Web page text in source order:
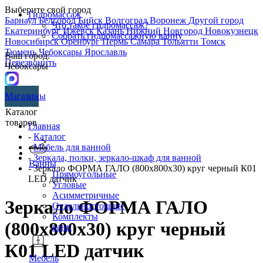
Выберите свой город
БарнаулБелгородБийск ВолгоградВоронеж Другой город
ЕкатеринбургИжевскКазаньНижний Новгород Новокузнецк
НовосибирскОренбургПермьСамараТольятти Томск
ТюменьЧебоксары Ярославль
Перезвонить
Гидромассаж
Что такое гидромассаж?
Собрать гидромассажную ванну
Ваш город:
Чебоксары
Магазины
Каталог
товаров
Ванны
Прямоугольные
Угловые
Асимметричные
Отдельностоящие
Комплекты
ванн
Мебель
Главная
- Каталог
-Мебель для ванной
- Зеркала, полки, зеркало-шкаф для ванной
- Зеркало ФОРМА ГАЛО (800х800х30) круг черный К01
LED датчик
Зеркало ФОРМА ГАЛО
(800х800х30) круг черный
К01 LED датчик